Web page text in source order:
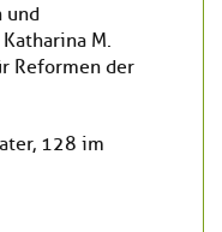
und
M.
Reformen der
128 im